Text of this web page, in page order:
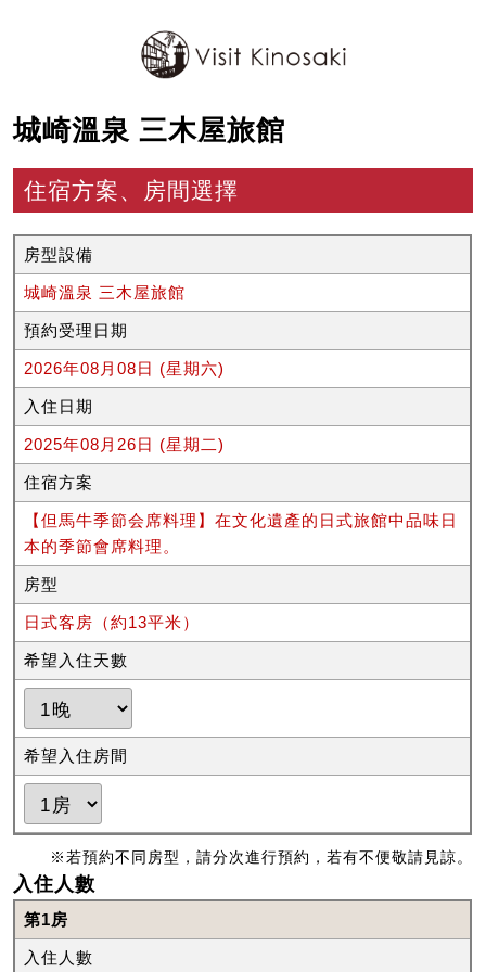
城崎溫泉 三木屋旅館
住宿方案、房間選擇
房型設備
城崎溫泉 三木屋旅館
預約受理日期
2026年08月08日 (星期六)
入住日期
2025年08月26日 (星期二)
住宿方案
【但馬牛季節会席料理】在文化遺產的日式旅館中品味日
本的季節會席料理。
房型
日式客房（約13平米）
希望入住天數
希望入住房間
※若預約不同房型，請分次進行預約，若有不便敬請見諒。
入住人數
第1房
入住人數